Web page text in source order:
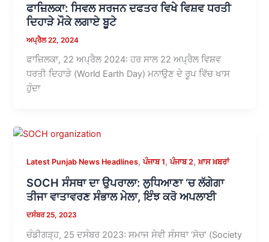
ਫਾਜ਼ਿਲਕਾ: ਸਿਵਲ ਸਰਜਨ ਦਫਤਰ ਵਿਖੇ ਵਿਸ਼ਵ ਧਰਤੀ
ਦਿਹਾੜੇ ਮੌਕੇ ਲਗਾਏ ਬੂਟੇ
ਅਪ੍ਰੈਲ 22, 2024
ਫਾਜ਼ਿਲਕਾ, 22 ਅਪ੍ਰੈਲ 2024: ਹਰ ਸਾਲ 22 ਅਪ੍ਰੈਲ ਵਿਸ਼ਵ
ਧਰਤੀ ਦਿਹਾੜੇ (World Earth Day) ਮਨਾਉਣ ਦੇ ਰੂਪ ਵਿੱਚ ਖਾਸ
ਹੁੰਦਾ
Latest Punjab News Headlines,ਪੰਜਾਬ 1,ਪੰਜਾਬ 2,ਖ਼ਾਸ ਖ਼ਬਰਾਂ
SOCH ਸੰਸਥਾ ਦਾ ਉਪਰਾਲਾ: ਲੁਧਿਆਣਾ ‘ਚ ਲੱਗੇਗਾ
ਤੀਜਾ ਵਾਤਾਵਰਣ ਸੰਭਾਲ ਮੇਲਾ, ਇੰਝ ਕਰੋ ਅਪਲਾਈ
ਦਸੰਬਰ 25, 2023
ਚੰਡੀਗੜ੍ਹ, 25 ਦਸੰਬਰ 2023: ਸਮਾਜ ਸੇਵੀ ਸੰਸਥਾ ‘ਸੋਚ’ (Society